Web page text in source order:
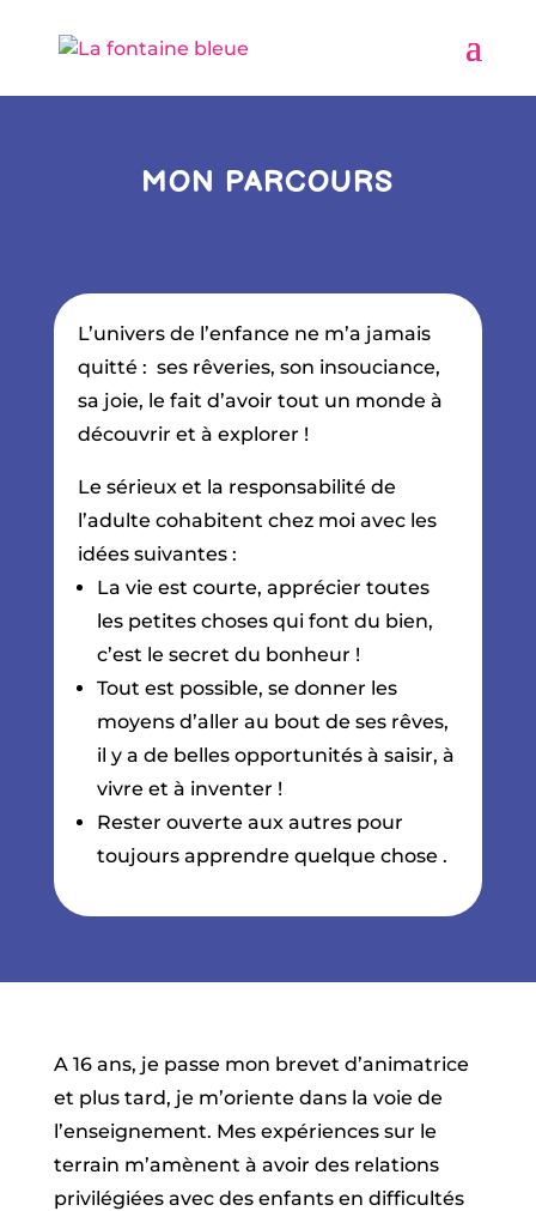
MON PARCOURS
L’univers de l’enfance ne m’a jamais
quitté : ses rêveries, son insouciance,
sa joie, le fait d’avoir tout un monde à
découvrir et à explorer !
Le sérieux et la responsabilité de
l’adulte cohabitent chez moi avec les
idées suivantes :
La vie est courte, apprécier toutes
les petites choses qui font du bien,
c’est le secret du bonheur !
Tout est possible, se donner les
moyens d’aller au bout de ses rêves,
il y a de belles opportunités à saisir, à
vivre et à inventer !
Rester ouverte aux autres pour
toujours apprendre quelque chose .
A 16 ans, je passe mon brevet d’animatrice
et plus tard, je m’oriente dans la voie de
l’enseignement. Mes expériences sur le
terrain m’amènent à avoir des relations
privilégiées avec des enfants en difficultés